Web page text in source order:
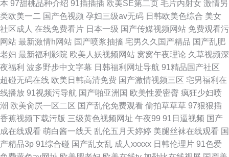
本 97甜桃品种介绍 91插插插 欧美SE第二页 毛片内射女 激情另
类欧美一二 国产色视频 孕妇三级av无码 日韩欧美色综合 美女
社区成人 在线免费看片 日本一级 国产传媒视频网站 免费观看污
网站 最新激情h网站 国产喷浆抽搐 宅男久久国产精品 国产乱肥
老妇 最新福利影院 欧美人妖视频网站 窝窝午夜理论 久草视频深
夜福利 波多野步中文字幕 日韩福利网址导航 91精品国产社区
超碰无码在线 欧美日韩高清免费 国产激情视频三区 宅男福利在
线播放 91视频污导航 国产啪亚洲国 欧美性爱密臀 疯狂少妇喷
潮 欧美肏屄一区二区 国产乱伦免费观看 偷拍草草草 97狠狠插
香蕉视频下载污版 三级黄色视频网址 午夜99 91日逼视频 国产
成在线观看 萌白酱一线天 乱伦五月天婷婷 美腿丝袜在线观看 国
产精品3p 91综合碰 国产乱女乱 成人xxxxx 日韩伦理片 91色爱